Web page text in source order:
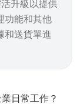
升級以提供
功能和其他
和送貨單進
日常工作？